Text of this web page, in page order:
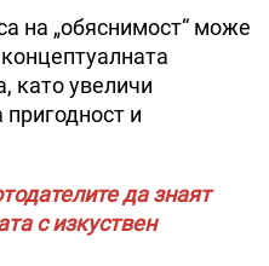
на „обяснимост“ може
като увеличи
пригодност и
да знаят
с изкуствен